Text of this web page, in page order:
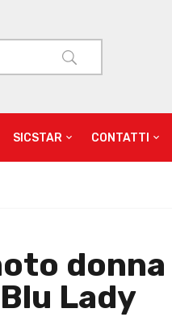
SICSTAR CONTATTI
donna
Lady